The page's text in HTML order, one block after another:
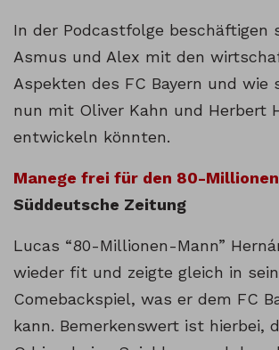
In der Podcastfolge beschäftigen
Asmus und Alex mit den
Aspekten des FC Bayern und wie
nun mit Oliver Kahn und Herbert
entwickeln könnten.
Manege frei für den 80-
Süddeutsche Zeitung
Lucas “80-Millionen-Mann”
wieder fit und zeigte gleich in
Comebackspiel, was er dem FC
kann. Bemerkenswert ist hierbei,